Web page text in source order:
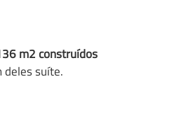
m2 construídos
deles suíte.